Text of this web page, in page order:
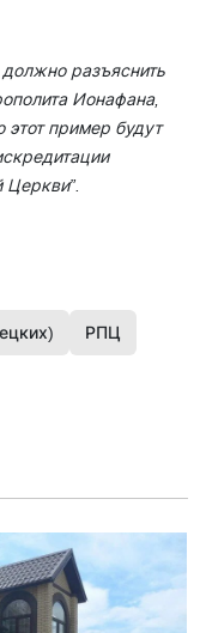
разъяснить
Ионафана,
этот пример будут
РПЦ